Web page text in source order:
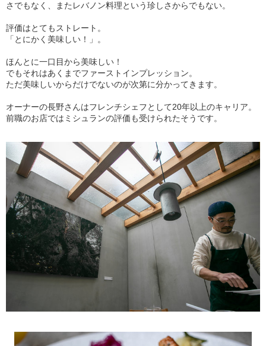
さでもなく、またレバノン料理という珍しさからでもない。
評価はとてもストレート。
「とにかく美味しい！」。
ほんとに一口目から美味しい！
でもそれはあくまでファーストインプレッション。
ただ美味しいからだけでないのが次第に分かってきます。
オーナーの長野さんはフレンチシェフとして20年以上のキャリア。
前職のお店ではミシュランの評価も受けられたそうです。